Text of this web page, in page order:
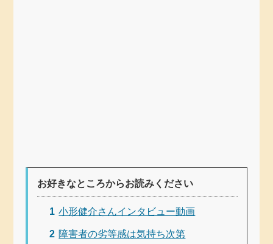
お好きなところからお読みください
1 小形健介さんインタビュー動画
2 障害者の劣等感は気持ち次第